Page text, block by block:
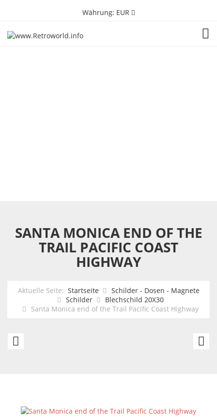
Währung: EUR
SANTA MONICA END OF THE
TRAIL PACIFIC COAST
HIGHWAY
Aktuelle Seite: Startseite
Schilder - Dosen - Magnete
Schilder
Blechschild 20X30
Santa Monica end of the Trail Pacific Coast Highway